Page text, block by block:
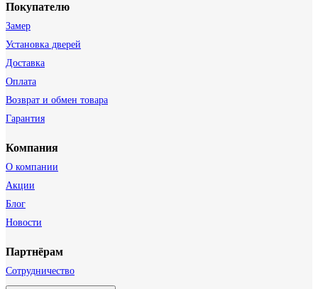
Покупателю
Замер
Установка дверей
Доставка
Оплата
Возврат и обмен товара
Гарантия
Компания
О компании
Акции
Блог
Новости
Партнёрам
Сотрудничество